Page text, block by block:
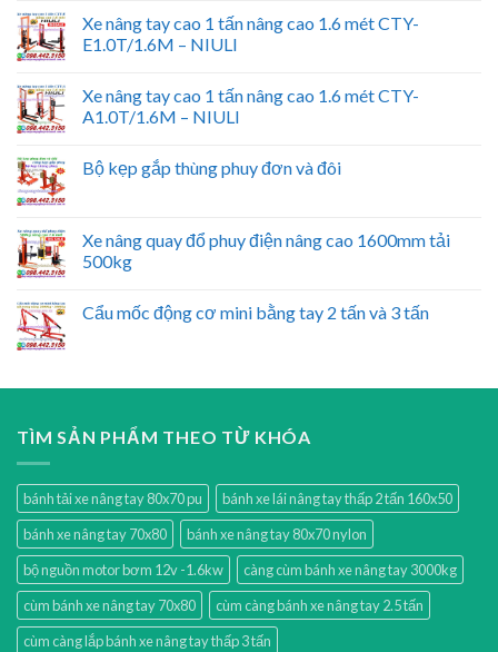
Xe nâng tay cao 1 tấn nâng cao 1.6 mét CTY-
E1.0T/1.6M – NIULI
Xe nâng tay cao 1 tấn nâng cao 1.6 mét CTY-
A1.0T/1.6M – NIULI
Bộ kẹp gắp thùng phuy đơn và đôi
Xe nâng quay đổ phuy điện nâng cao 1600mm tải
500kg
Cẩu mốc động cơ mini bằng tay 2 tấn và 3 tấn
TÌM SẢN PHẨM THEO TỪ KHÓA
bánh tải xe nâng tay 80x70 pu
bánh xe lái nâng tay thấp 2 tấn 160x50
bánh xe nâng tay 70x80
bánh xe nâng tay 80x70 nylon
bộ nguồn motor bơm 12v -1.6kw
càng cùm bánh xe nâng tay 3000kg
cùm bánh xe nâng tay 70x80
cùm càng bánh xe nâng tay 2.5 tấn
cùm càng lắp bánh xe nâng tay thấp 3 tấn